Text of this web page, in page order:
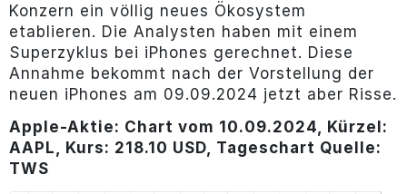
Konzern ein völlig neues Ökosystem
etablieren. Die Analysten haben mit einem
Superzyklus bei iPhones gerechnet. Diese
Annahme bekommt nach der Vorstellung der
neuen iPhones am 09.09.2024 jetzt aber Risse.
Apple-Aktie: Chart vom 10.09.2024, Kürzel:
AAPL, Kurs: 218.10 USD, Tageschart Quelle:
TWS